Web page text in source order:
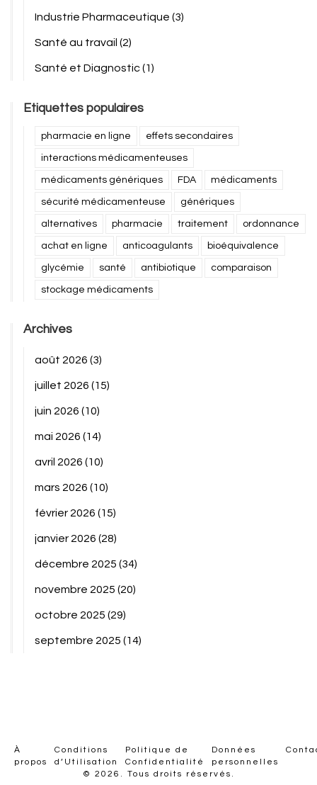
Industrie Pharmaceutique (3)
Santé au travail (2)
Santé et Diagnostic(1)
Etiquettes populaires
pharmacie en ligne effets secondaires
interactions médicamenteuses
médicaments génériques FDA médicaments
sécurité médicamenteuse génériques
alternatives pharmacie traitement ordonnance
achat en ligne anticoagulants bioéquivalence
glycémie santé antibiotique comparaison
stockage médicaments
Archives
août 2026 (3)
juillet 2026 (15)
juin 2026 (10)
mai 2026 (14)
avril 2026 (10)
mars 2026 (10)
février 2026 (15)
janvier 2026 (28)
décembre 2025 (34)
novembre 2025 (20)
octobre 2025 (29)
septembre 2025 (14)
À
propos
Conditions
d’Utilisation
Politique de
Confidentialité
Données
personnelles
© 2026. Tous droits réservés.